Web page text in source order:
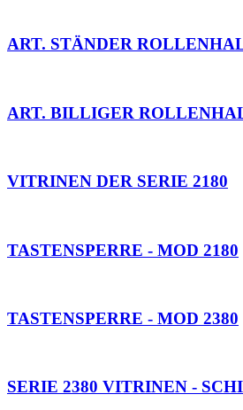
ART. STÄNDER
ART. BILLIGER
VITRINEN DER SERIE 2180
TASTENSPERRE - MOD 2180
TASTENSPERRE - MOD 2380
SERIE 2380 VITRINEN -